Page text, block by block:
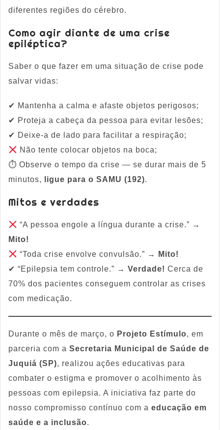
diferentes regiões do cérebro.
Como agir diante de uma crise
epiléptica?
Saber o que fazer em uma situação de crise pode
salvar vidas:
✔ Mantenha a calma e afaste objetos perigosos;
✔ Proteja a cabeça da pessoa para evitar lesões;
✔ Deixe-a de lado para facilitar a respiração;
Não tente colocar objetos na boca;
⏱ Observe o tempo da crise — se durar mais de 5
minutos,
ligue para o SAMU (192).
Mitos e verdades
“A pessoa engole a língua durante a crise.” →
Mito!
“Toda crise envolve convulsão.” →
Mito!
✔ “Epilepsia tem controle.” → Verdade! Cerca de
70% dos pacientes conseguem controlar as crises
com medicação.
Durante o mês de março, o Projeto Estímulo, em
parceria com a Secretaria Municipal de Saúde de
Juquiá (SP), realizou ações educativas para
combater o estigma e promover o acolhimento às
pessoas com epilepsia. A iniciativa faz parte do
nosso compromisso contínuo com a educação em
saúde e a inclusão.